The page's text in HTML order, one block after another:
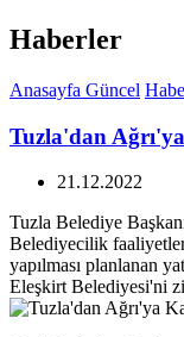
Haberler
Anasayfa Güncel
Tuzla'dan
21.12.2022
Tuzla Belediye
Belediyecilik
yapılması planlanan
Eleşkirt Belediyesi'ni